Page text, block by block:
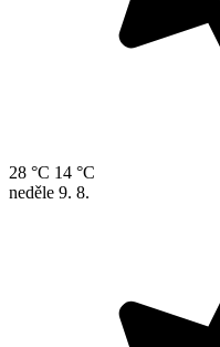
28 °C 14 °C
neděle 9. 8.